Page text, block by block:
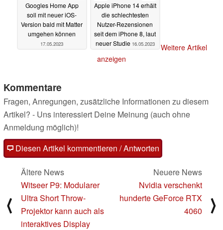
Googles Home App
soll mit neuer iOS-
Version bald mit Matter
umgehen können
17.05.2023
Apple iPhone 14 erhält
die schlechtesten
Nutzer-Rezensionen
seit dem iPhone 8, laut
neuer Studie 16.05.2023
Weitere Artikel
anzeigen
Kommentare
Fragen, Anregungen, zusätzliche Informationen zu diesem
Artikel? - Uns interessiert Deine Meinung (auch ohne
Anmeldung möglich)!
Diesen Artikel kommentieren / Antworten
⟨
Ältere News
Witseer P9: Modularer
Ultra Short Throw-
Projektor kann auch als
interaktives Display
Neuere News
Nvidia verschenkt
hunderte GeForce RTX
4060
⟩